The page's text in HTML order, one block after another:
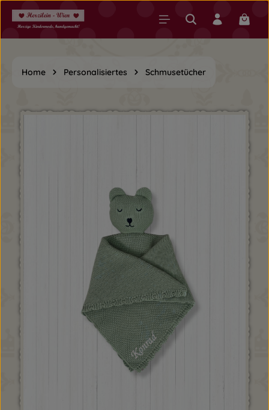
Zum Hauptinhalt springen
Home Personalisiertes Schmusetücher
Bildergalerie überspringen